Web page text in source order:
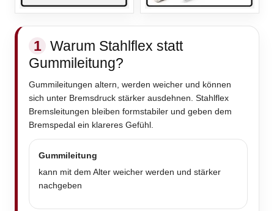
1 Warum Stahlflex statt
Gummileitung?
Gummileitungen altern, werden weicher und können
sich unter Bremsdruck stärker ausdehnen. Stahlflex
Bremsleitungen bleiben formstabiler und geben dem
Bremspedal ein klareres Gefühl.
Gummileitung
kann mit dem Alter weicher werden und stärker
nachgeben